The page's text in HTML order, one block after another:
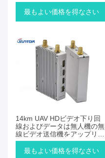
最もよい価格を得なさい
14km UAV HDビデオ下り回
線およびデータは無人機の無
線ビデオ送信機をアップリン
クします
最もよい価格を得なさい